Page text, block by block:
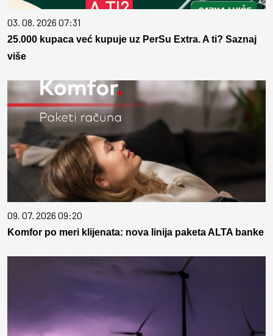
03. 08. 2026 07:31
25.000 kupaca već kupuje uz PerSu Extra. A ti? Saznaj
više
09. 07. 2026 09:20
Komfor po meri klijenata: nova linija paketa ALTA banke